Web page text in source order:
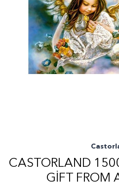
CASTORLAND
GIFT FROM